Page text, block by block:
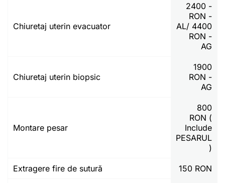
Chiuretaj uterin evacuator
2400 -
RON -
AL/ 4400
RON -
AG
Chiuretaj uterin biopsic
1900
RON -
AG
Montare pesar
800
RON (
Include
PESARUL
)
Extragere fire de sutură 150 RON